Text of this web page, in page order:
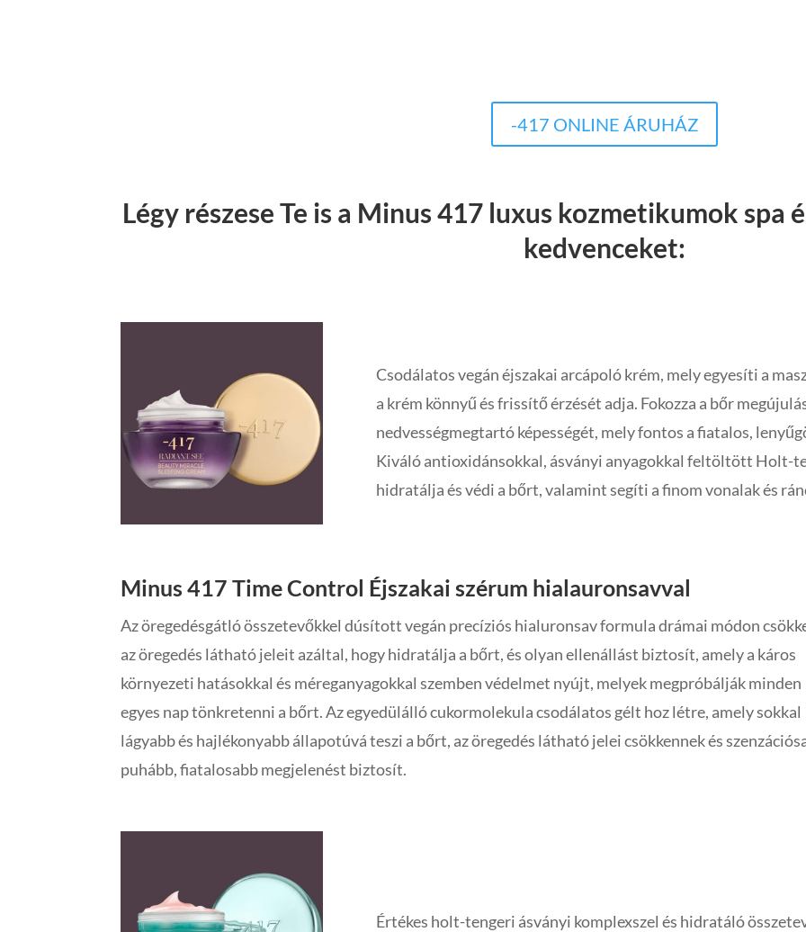
-417 ONLINE ÁRUHÁZ
Légy részese Te is a Minus 417 luxus kozmetikumok
kedvenceket:
Csodálatos vegán éjszakai arcápoló krém, mely egyesíti a
a krém könnyű és frissítő érzését adja. Fokozza a bőr
nedvességmegtartó képességét, mely fontos a fiatalos,
Kiváló antioxidánsokkal, ásványi anyagokkal feltöltött Holt-
hidratálja és védi a bőrt, valamint segíti a finom vonalak és
Minus 417 Time Control Éjszakai szérum hialauronsavval
Az öregedésgátló összetevőkkel dúsított vegán precíziós hialuronsav formula drámai módon
az öregedés látható jeleit azáltal, hogy hidratálja a bőrt, és olyan ellenállást biztosít, amely a káros
környezeti hatásokkal és méreganyagokkal szemben védelmet nyújt, melyek megpróbálják minden
egyes nap tönkretenni a bőrt.Az egyedülálló cukormolekula csodálatos gélt hoz létre, amely sokkal
lágyabb és hajlékonyabb állapotúvá teszi a bőrt, az öregedés látható jelei csökkennek és
puhább, fiatalosabb megjelenést biztosít.
Értékes holt-tengeri ásványi komplexszel és hidratáló